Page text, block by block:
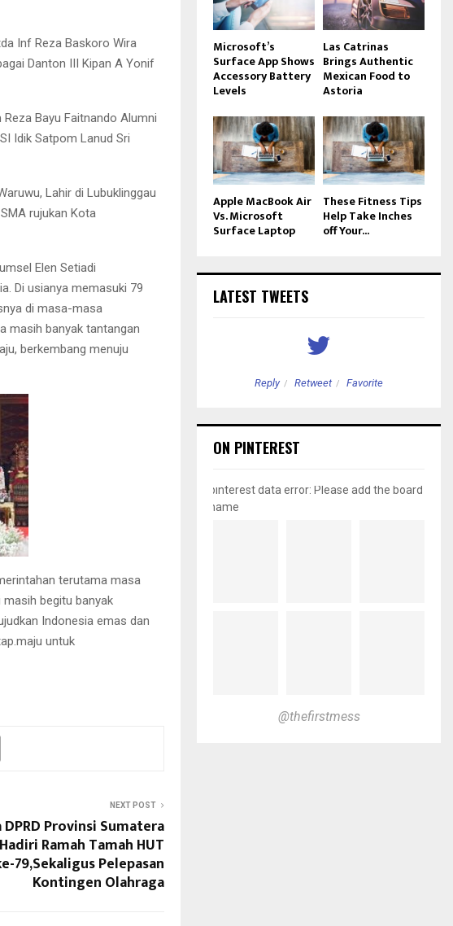
Inf Reza Baskoro Wira
Danton III Kipan A Yonif
Bayu Faitnando Alumni
Idik Satpom Lanud Sri
Lahir di Lubuklinggau
rujukan Kota
Elen Setiadi
Di usianya memasuki 79
di masa-masa
masih banyak tantangan
berkembang menuju
terutama masa
begitu banyak
Indonesia emas dan
untuk
NEXT POST
Provinsi Sumatera
Ramah Tamah HUT
79,Sekaligus Pelepasan
Kontingen Olahraga
Microsoft’s
Surface App Shows
Accessory Battery
Levels
Las Catrinas
Brings Authentic
Mexican Food to
Astoria
Apple MacBook Air
Vs. Microsoft
Surface Laptop
These Fitness Tips
Help Take Inches
off Your...
LATEST TWEETS
Reply Retweet Favorite
ON PINTEREST
pinterest data error: Please add the board
name
@thefirstmess